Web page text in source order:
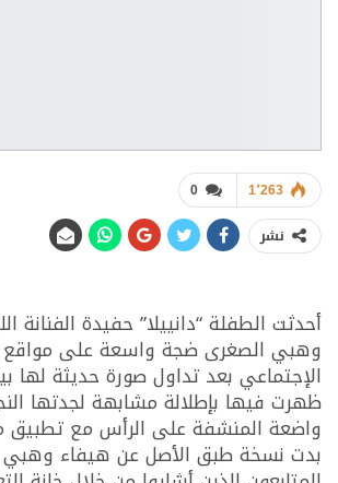
0 1٬263
نشر
أحدثت الطفلة “دانييلا” حفيدة الفنانة
وهبي الصغرى ضجة واسعة على مواقع
الإجتماعي بعد تداول صورة حديثة لها
ظهرت فيها بإطلالة مشابهة لجدتها
واضعة المنشفة على الرأس مع تطبيق
بدت نسخة طبق الأصل عن هيفاء